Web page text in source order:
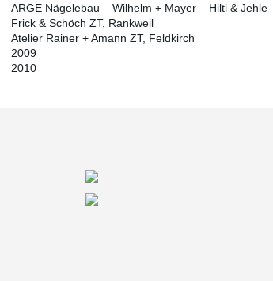
ARGE Nägelebau – Wilhelm + Mayer – Hilti & Jehle
Frick & Schöch ZT, Rankweil
Atelier Rainer + Amann ZT, Feldkirch
2009
2010